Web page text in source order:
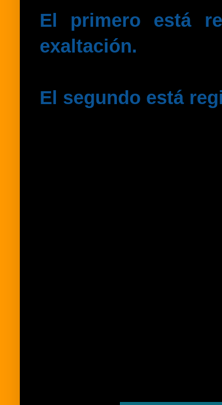
El primero está
exaltación.
El segundo está